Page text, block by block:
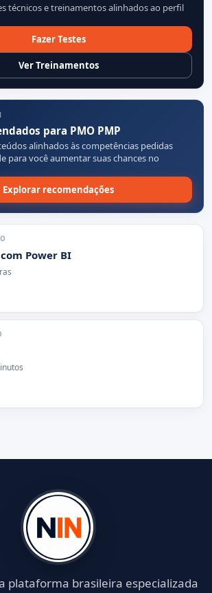
técnicos e treinamentos alinhados ao perfil
Fazer Testes
Ver Treinamentos
para PMO PMP
alinhados às competências pedidas
para você aumentar suas chances no
Explorar recomendações
Power BI
plataforma brasileira especializada